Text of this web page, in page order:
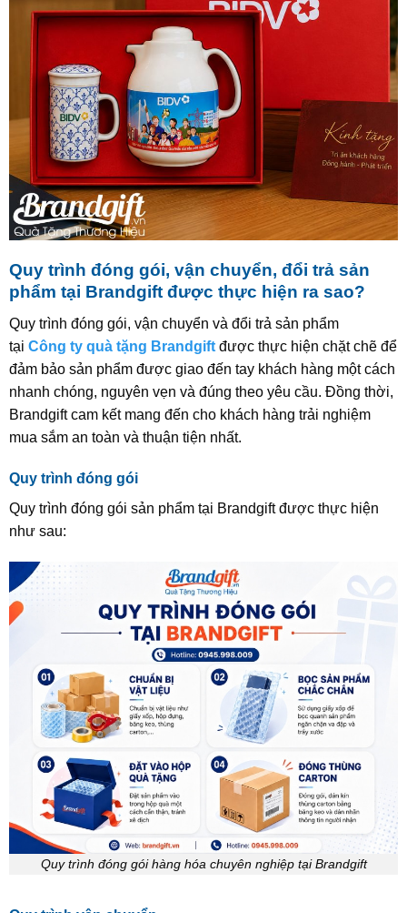
Quy trình đóng gói, vận chuyển, đổi trả sản
phẩm tại Brandgift được thực hiện ra sao?
Quy trình đóng gói, vận chuyển và đổi trả sản phẩm
tại Công ty quà tặng Brandgiftđược thực hiện chặt chẽ để
đảm bảo sản phẩm được giao đến tay khách hàng một cách
nhanh chóng, nguyên vẹn và đúng theo yêu cầu. Đồng thời,
Brandgift cam kết mang đến cho khách hàng trải nghiệm
mua sắm an toàn và thuận tiện nhất.
Quy trình đóng gói
Quy trình đóng gói sản phẩm tại Brandgift được thực hiện
như sau:
Quy trình đóng gói hàng hóa chuyên nghiệp tại Brandgift